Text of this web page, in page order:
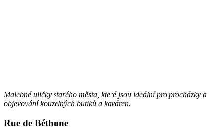
Malebné uličky starého města, které jsou ideální pro procházky a
objevování kouzelných butiků a kaváren.
Rue de Béthune